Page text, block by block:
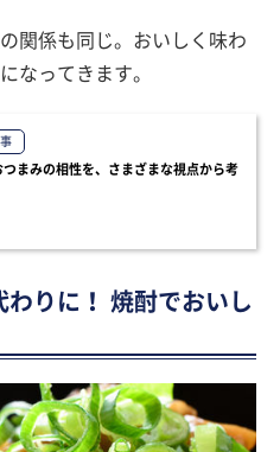
関係も同じ。おいしく味わ
なってきます。
つまみの相性を、さまざまな視点から考
りに！ 焼酎でおいし